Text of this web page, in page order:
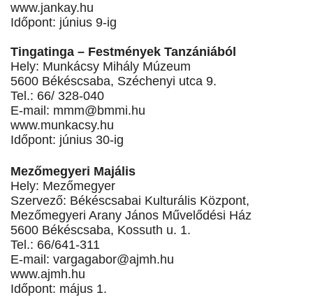
www.jankay.hu
Időpont: június 9-ig
Tingatinga – Festmények Tanzániából
Hely: Munkácsy Mihály Múzeum
5600 Békéscsaba, Széchenyi utca 9.
Tel.: 66/ 328-040
E-mail: mmm@bmmi.hu
www.munkacsy.hu
Időpont: június 30-ig
Mezőmegyeri Majális
Hely: Mezőmegyer
Szervező: Békéscsabai Kulturális Központ,
Mezőmegyeri Arany János Művelődési Ház
5600 Békéscsaba, Kossuth u. 1.
Tel.: 66/641-311
E-mail: vargagabor@ajmh.hu
www.ajmh.hu
Időpont: május 1.